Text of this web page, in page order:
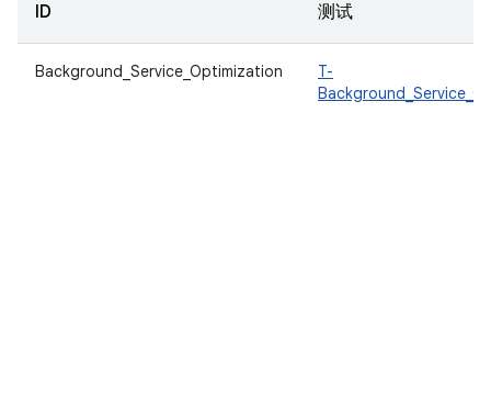
ID 测试
Background_Service_Optimization
T-